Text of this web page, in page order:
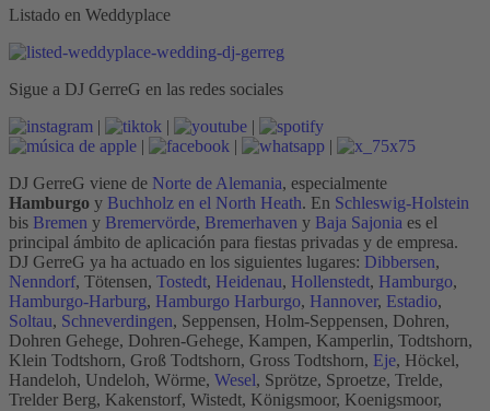
Listado en Weddyplace
Sigue a DJ GerreG en las redes sociales
|
|
|
|
|
|
DJ GerreG viene de Norte de Alemania, especialmente
Hamburgo y Buchholz en el North Heath. En Schleswig-Holstein
bis Bremen y Bremervörde, Bremerhaven y Baja Sajonia es el
principal ámbito de aplicación para fiestas privadas y de empresa.
DJ GerreG ya ha actuado en los siguientes lugares: Dibbersen,
Nenndorf, Tötensen, Tostedt, Heidenau, Hollenstedt, Hamburgo,
Hamburgo-Harburg, Hamburgo Harburgo, Hannover, Estadio,
Soltau, Schneverdingen, Seppensen, Holm-Seppensen, Dohren,
Dohren Gehege, Dohren-Gehege, Kampen, Kamperlin, Todtshorn,
Klein Todtshorn, Groß Todtshorn, Gross Todtshorn, Eje, Höckel,
Handeloh, Undeloh, Wörme, Wesel, Sprötze, Sproetze, Trelde,
Trelder Berg, Kakenstorf, Wistedt, Königsmoor, Koenigsmoor,